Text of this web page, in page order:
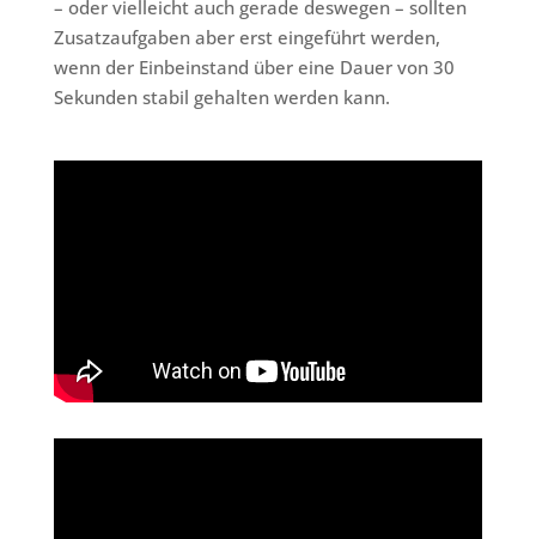
– oder vielleicht auch gerade deswegen – sollten
Zusatzaufgaben aber erst eingeführt werden,
wenn der Einbeinstand über eine Dauer von 30
Sekunden stabil gehalten werden kann.